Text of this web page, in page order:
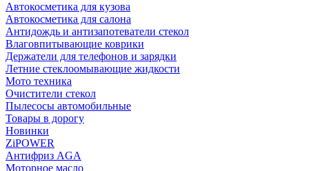
Автокосметика для кузова
Автокосметика для салона
Антидождь и антизапотеватели стекол
Влаговпитывающие коврики
Держатели для телефонов и зарядки
Летние стеклоомывающие жидкости
Мото техника
Очистители стекол
Пылесосы автомобильные
Товары в дорогу
Новинки
ZiPOWER
Антифриз AGA
Моторное масло